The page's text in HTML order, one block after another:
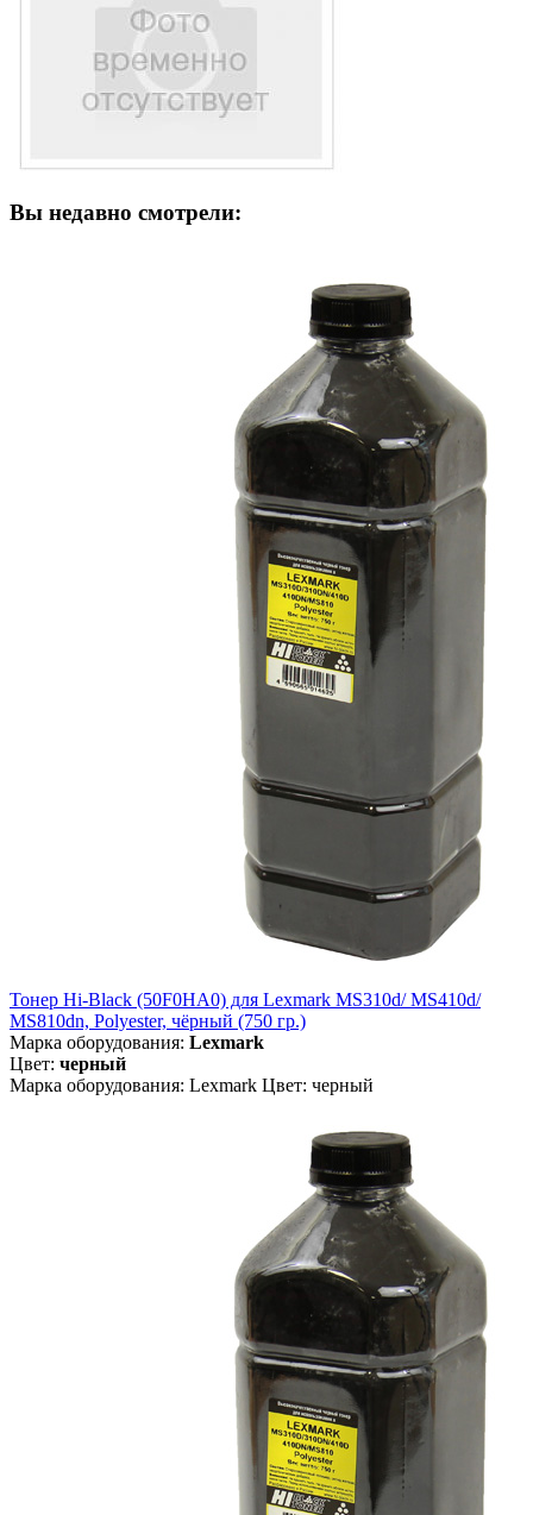
Вы недавно смотрели:
Тонер Hi-Black (50F0HA0) для Lexmark MS310d/ MS410d/
MS810dn, Polyester, чёрный (750 гр.)
Марка оборудования: Lexmark
Цвет: черный
Марка оборудования: Lexmark Цвет: черный